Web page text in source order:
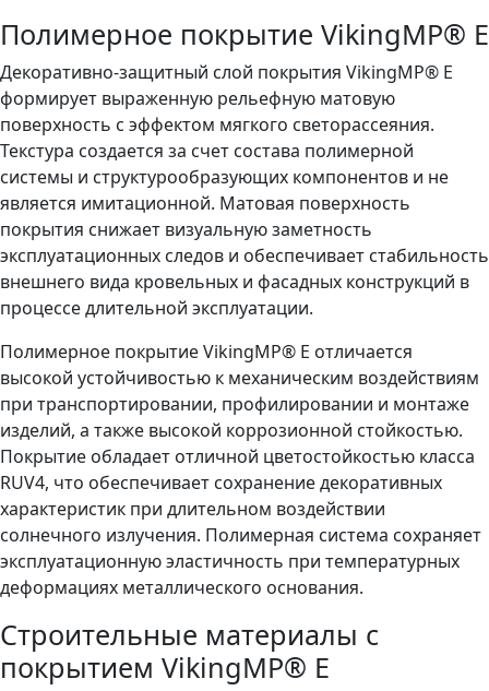
Полимерное покрытие VikingMP® E
Декоративно-защитный слой покрытия VikingMP® E
формирует выраженную рельефную матовую
поверхность с эффектом мягкого светорассеяния.
Текстура создается за счет состава полимерной
системы и структурообразующих компонентов и не
является имитационной. Матовая поверхность
покрытия снижает визуальную заметность
эксплуатационных следов и обеспечивает стабильность
внешнего вида кровельных и фасадных конструкций в
процессе длительной эксплуатации.
Полимерное покрытие VikingMP® E отличается
высокой устойчивостью к механическим воздействиям
при транспортировании, профилировании и монтаже
изделий, а также высокой коррозионной стойкостью.
Покрытие обладает отличной цветостойкостью класса
RUV4, что обеспечивает сохранение декоративных
характеристик при длительном воздействии
солнечного излучения. Полимерная система сохраняет
эксплуатационную эластичность при температурных
деформациях металлического основания.
Строительные материалы с
покрытием VikingMP® E